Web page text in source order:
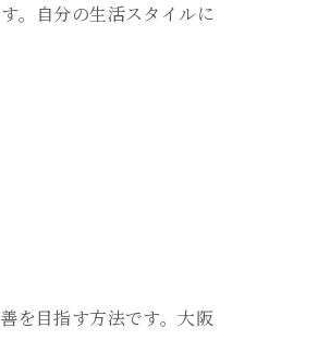
。自分の生活スタイルに
を目指す方法です。大阪